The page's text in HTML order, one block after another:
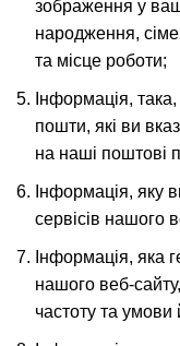
зображення у
народження,
та місце роботи;
Інформація,
пошти, які ви
на наші поштові
Інформація, яку
сервісів нашого
Інформація, яка
нашого веб-
частоту та умови